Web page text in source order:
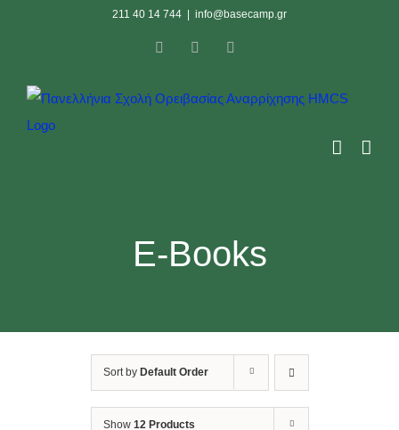
211 40 14 744 info@basecamp.gr
FacebookInstagram
E-Books
Sort by Default Order
Show 12 Products